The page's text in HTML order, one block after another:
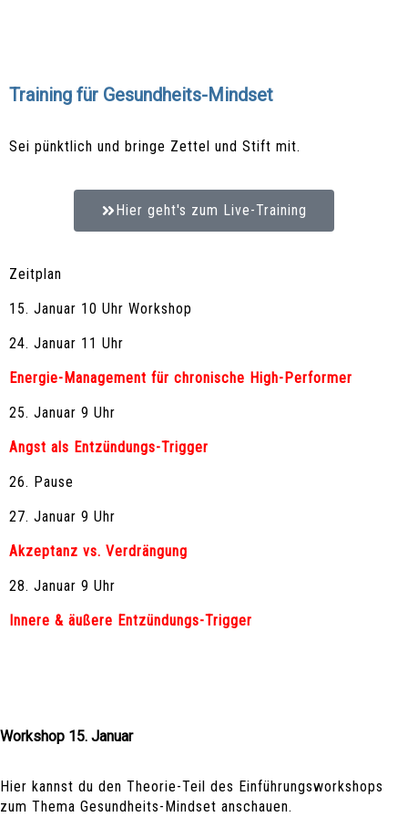
Training für Gesundheits-Mindset
Sei pünktlich und bringe Zettel und Stift mit.
Hier geht's zum Live-Training
Zeitplan
15. Januar 10 Uhr Workshop
24. Januar 11 Uhr
Energie-Management für chronische High-Performer
25. Januar 9 Uhr
Angst als Entzündungs-Trigger
26. Pause
27. Januar 9 Uhr
Akzeptanz vs. Verdrängung
28. Januar 9 Uhr
Innere & äußere Entzündungs-Trigger
Workshop 15. Januar
Hier kannst du den Theorie-Teil des Einführungsworkshops
zum Thema Gesundheits-Mindset anschauen.